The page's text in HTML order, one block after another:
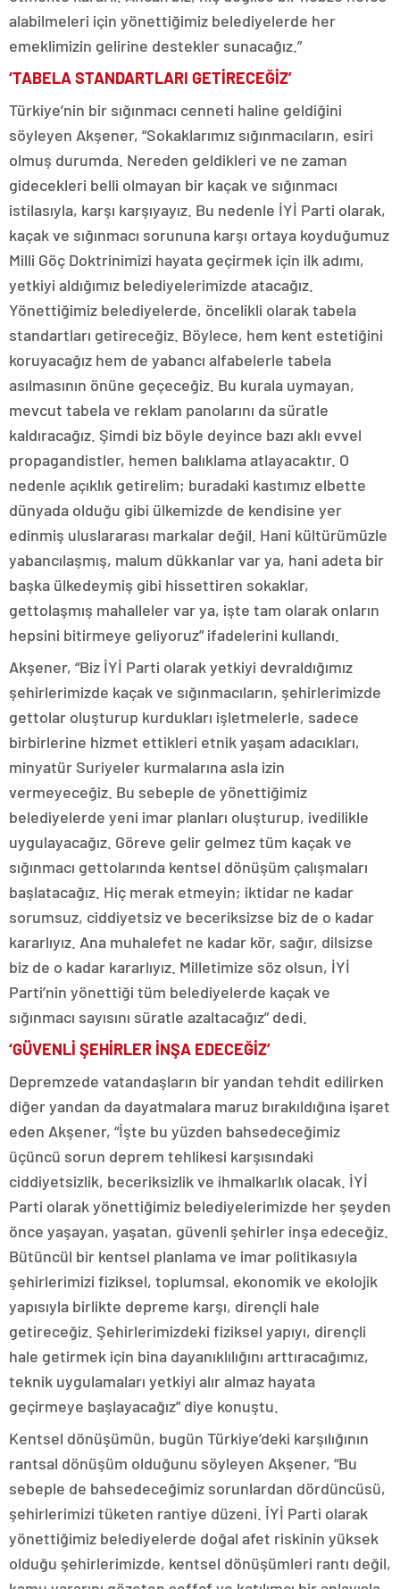
alabilmeleri için yönettiğimiz belediyelerde her
emeklimizin gelirine destekler sunacağız.”
‘TABELA STANDARTLARI GETİRECEĞİZ’
Türkiye’nin bir sığınmacı cenneti haline geldiğini
söyleyen Akşener, “Sokaklarımız sığınmacıların, esiri
olmuş durumda. Nereden geldikleri ve ne zaman
gidecekleri belli olmayan bir kaçak ve sığınmacı
istilasıyla, karşı karşıyayız. Bu nedenle İYİ Parti olarak,
kaçak ve sığınmacı sorununa karşı ortaya koyduğumuz
Milli Göç Doktrinimizi hayata geçirmek için ilk adımı,
yetkiyi aldığımız belediyelerimizde atacağız.
Yönettiğimiz belediyelerde, öncelikli olarak tabela
standartları getireceğiz. Böylece, hem kent estetiğini
koruyacağız hem de yabancı alfabelerle tabela
asılmasının önüne geçeceğiz. Bu kurala uymayan,
mevcut tabela ve reklam panolarını da süratle
kaldıracağız. Şimdi biz böyle deyince bazı aklı evvel
propagandistler, hemen balıklama atlayacaktır. O
nedenle açıklık getirelim; buradaki kastımız elbette
dünyada olduğu gibi ülkemizde de kendisine yer
edinmiş uluslararası markalar değil. Hani kültürümüzle
yabancılaşmış, malum dükkanlar var ya, hani adeta bir
başka ülkedeymiş gibi hissettiren sokaklar,
gettolaşmış mahalleler var ya, işte tam olarak onların
hepsini bitirmeye geliyoruz” ifadelerini kullandı.
Akşener, “Biz İYİ Parti olarak yetkiyi devraldığımız
şehirlerimizde kaçak ve sığınmacıların, şehirlerimizde
gettolar oluşturup kurdukları işletmelerle, sadece
birbirlerine hizmet ettikleri etnik yaşam adacıkları,
minyatür Suriyeler kurmalarına asla izin
vermeyeceğiz. Bu sebeple de yönettiğimiz
belediyelerde yeni imar planları oluşturup, ivedilikle
uygulayacağız. Göreve gelir gelmez tüm kaçak ve
sığınmacı gettolarında kentsel dönüşüm çalışmaları
başlatacağız. Hiç merak etmeyin; iktidar ne kadar
sorumsuz, ciddiyetsiz ve beceriksizse biz de o kadar
kararlıyız. Ana muhalefet ne kadar kör, sağır, dilsizse
biz de o kadar kararlıyız. Milletimize söz olsun, İYİ
Parti’nin yönettiği tüm belediyelerde kaçak ve
sığınmacı sayısını süratle azaltacağız” dedi.
‘GÜVENLİ ŞEHİRLER İNŞA EDECEĞİZ’
Depremzede vatandaşların bir yandan tehdit edilirken
diğer yandan da dayatmalara maruz bırakıldığına işaret
eden Akşener, “İşte bu yüzden bahsedeceğimiz
üçüncü sorun deprem tehlikesi karşısındaki
ciddiyetsizlik, beceriksizlik ve ihmalkarlık olacak. İYİ
Parti olarak yönettiğimiz belediyelerimizde her şeyden
önce yaşayan, yaşatan, güvenli şehirler inşa edeceğiz.
Bütüncül bir kentsel planlama ve imar politikasıyla
şehirlerimizi fiziksel, toplumsal, ekonomik ve ekolojik
yapısıyla birlikte depreme karşı, dirençli hale
getireceğiz. Şehirlerimizdeki fiziksel yapıyı, dirençli
hale getirmek için bina dayanıklılığını arttıracağımız,
teknik uygulamaları yetkiyi alır almaz hayata
geçirmeye başlayacağız” diye konuştu.
Kentsel dönüşümün, bugün Türkiye’deki karşılığının
rantsal dönüşüm olduğunu söyleyen Akşener, “Bu
sebeple de bahsedeceğimiz sorunlardan dördüncüsü,
şehirlerimizi tüketen rantiye düzeni. İYİ Parti olarak
yönettiğimiz belediyelerde doğal afet riskinin yüksek
olduğu şehirlerimizde, kentsel dönüşümleri rantı değil,